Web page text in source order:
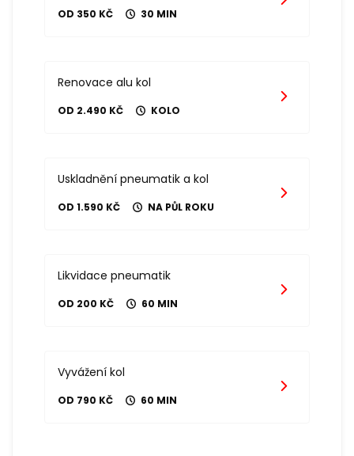
OD 350 KČ 30 MIN
Renovace alu kol
OD 2.490 KČ KOLO
Uskladnění pneumatik a kol
OD 1.590 KČ NA PŮL ROKU
Likvidace pneumatik
OD 200 KČ 60 MIN
Vyvážení kol
OD 790 KČ 60 MIN